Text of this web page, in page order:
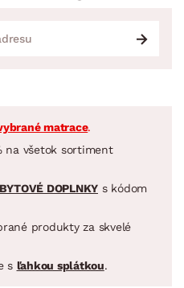
matrace.
na všetok sortiment
BYTOVÉ DOPLNKY s kódom
produkty za skvelé
s ľahkou splátkou.